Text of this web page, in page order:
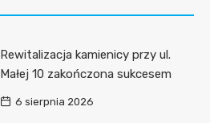
Rewitalizacja kamienicy przy ul.
Małej 10 zakończona sukcesem
6 sierpnia 2026